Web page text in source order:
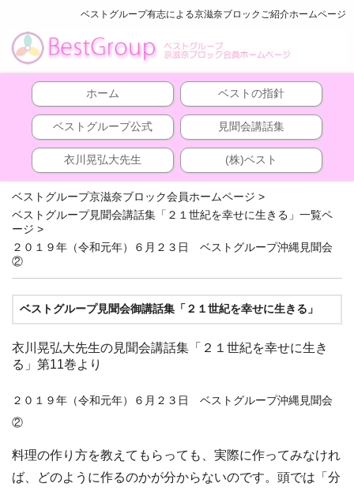
ベストグループ有志による京滋奈ブロックご紹介ホームページ
ホーム ベストの指針
ベストグループ公式 見聞会講話集
衣川晃弘大先生 (株)ベスト
ベストグループ京滋奈ブロック会員ホームページ >
ベストグループ見聞会講話集「２１世紀を幸せに生きる」一覧ペ
ージ >
２０１９年（令和元年）６月２３日 ベストグループ沖縄見聞会
②
ベストグループ見聞会御講話集「２１世紀を幸せに生きる」
衣川晃弘大先生の見聞会講話集「２１世紀を幸せに生き
る」第11巻より
２０１９年（令和元年）６月２３日 ベストグループ沖縄見聞会
②
料理の作り方を教えてもらっても、実際に作ってみなけれ
ば、どのように作るのかが分からないのです。頭では「分